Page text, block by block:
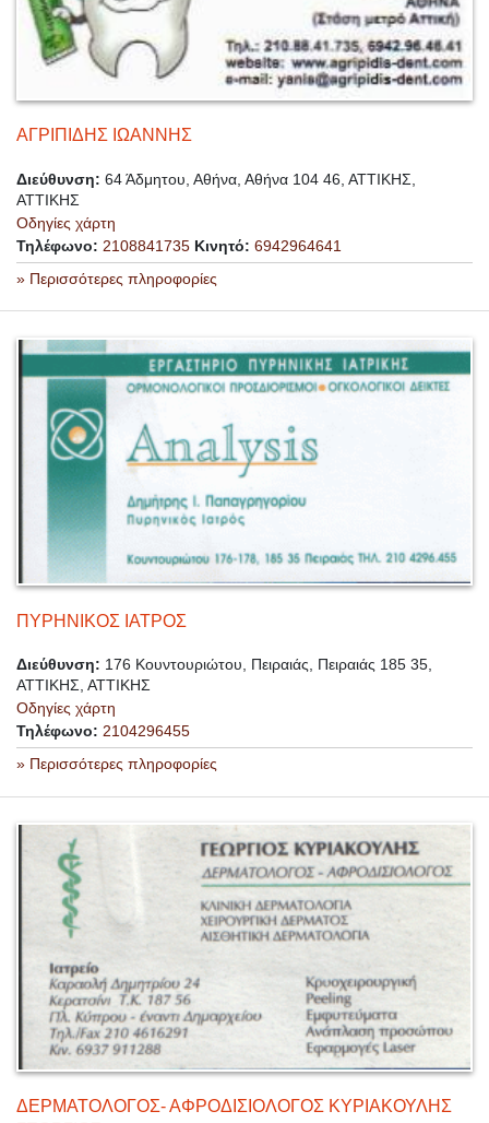
ΑΓΡΙΠΙΔΗΣ ΙΩΑΝΝΗΣ
Διεύθυνση: 64 Άδμητου, Αθήνα, Αθήνα 104 46, ΑΤΤΙΚΗΣ,
ΑΤΤΙΚΗΣ
Οδηγίες χάρτη
Τηλέφωνο: 2108841735 Κινητό: 6942964641
» Περισσότερες πληροφορίες
ΠΥΡΗΝΙΚΟΣ ΙΑΤΡΟΣ
Διεύθυνση: 176 Κουντουριώτου, Πειραιάς, Πειραιάς 185 35,
ΑΤΤΙΚΗΣ, ΑΤΤΙΚΗΣ
Οδηγίες χάρτη
Τηλέφωνο: 2104296455
» Περισσότερες πληροφορίες
ΔΕΡΜΑΤΟΛΟΓΟΣ- ΑΦΡΟΔΙΣΙΟΛΟΓΟΣ ΚΥΡΙΑΚΟΥΛΗΣ